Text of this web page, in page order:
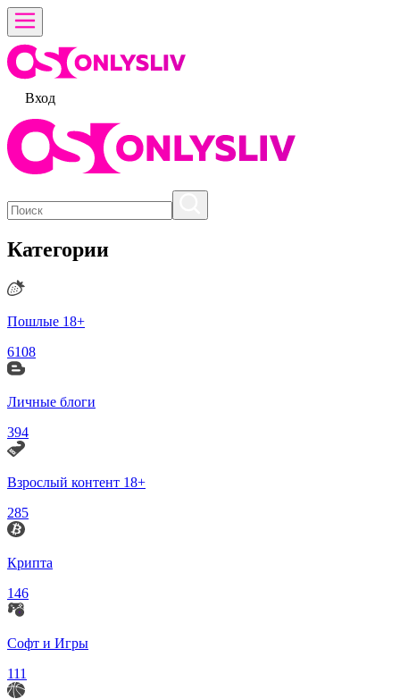
Вход
Категории
Пошлые 18+
6108
Личные блоги
394
Взрослый контент 18+
285
Крипта
146
Софт и Игры
111